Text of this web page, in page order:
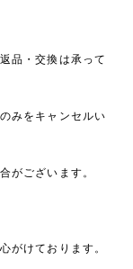
品・交換は承って
みをキャンセルい
がございます。
がけております。